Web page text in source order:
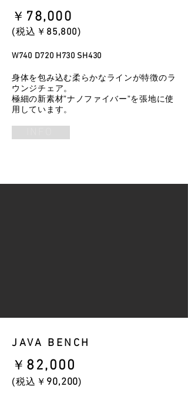
身体を包み込む柔らかなラインが特徴のラ
ウンジチェア。
極細の新素材”ナノファイバー”を張地に使
用しています。
​￥ 78,000
​(税込￥ 85,800)
W740 D720 H730 SH430
​￥ 82,000
​(税込￥ 90,200)
JAVA BENCH